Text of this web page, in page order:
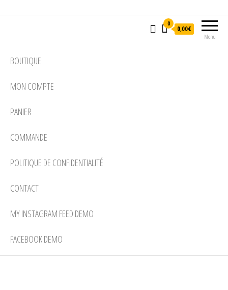
Menu
0
0,00€
BOUTIQUE
MON COMPTE
PANIER
COMMANDE
POLITIQUE DE CONFIDENTIALITÉ
CONTACT
MY INSTAGRAM FEED DEMO
FACEBOOK DEMO